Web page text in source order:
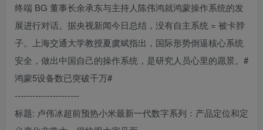
终端 BG 董事长余承东与主持人陈伟鸿就鸿蒙操作系统的发
展进行对话。据央视新闻今日总结，没有自主系统 = 被卡脖
子。上海交通大学教授夏虞斌指出，国际形势倒逼核心系统
安全，做出中国自己的操作系统，是研究人员心里的愿景。#
鸿蒙5设备数已突破千万#
----------------------
标题: 卢伟冰超前预热小米最新一代数字系列：产品定位和定